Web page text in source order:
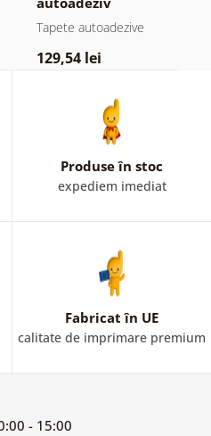
pădure în ceață
Tapete autoadezive
129,54 lei
Produse în stoc
expediem imediat
Fabricat în UE
calitate de imprimare premium
- 15:00